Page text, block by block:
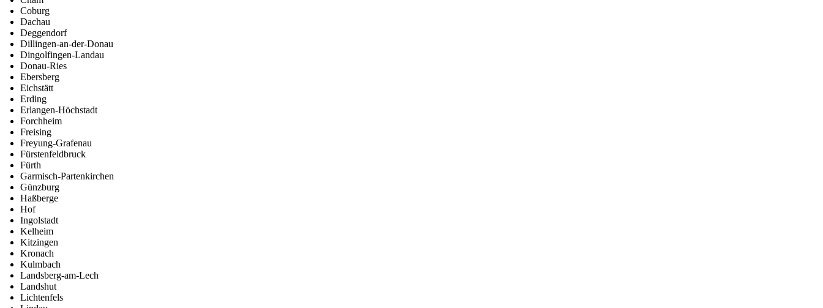
Coburg
Dachau
Deggendorf
Dillingen-an-der-Donau
Dingolfingen-Landau
Donau-Ries
Ebersberg
Eichstätt
Erding
Erlangen-Höchstadt
Forchheim
Freising
Freyung-Grafenau
Fürstenfeldbruck
Fürth
Garmisch-Partenkirchen
Günzburg
Haßberge
Hof
Ingolstadt
Kelheim
Kitzingen
Kronach
Kulmbach
Landsberg-am-Lech
Landshut
Lichtenfels